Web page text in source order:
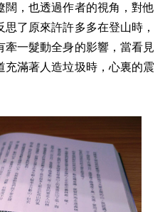
闊，也透過作者的視角，對他
了原來許許多多在登山時，
一髮動全身的影響，當看見
滿著人造垃圾時，心裏的震